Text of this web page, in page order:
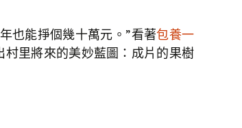
能掙個幾十萬元。”看著包養一
里將來的美妙藍圖：成片的果樹